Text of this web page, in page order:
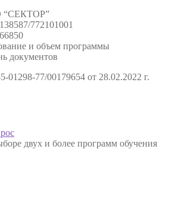
“СЕКТОР”
772101001
и объем программы
документов
77/00179654 от 28.02.2022 г.
двух и более программ обучения